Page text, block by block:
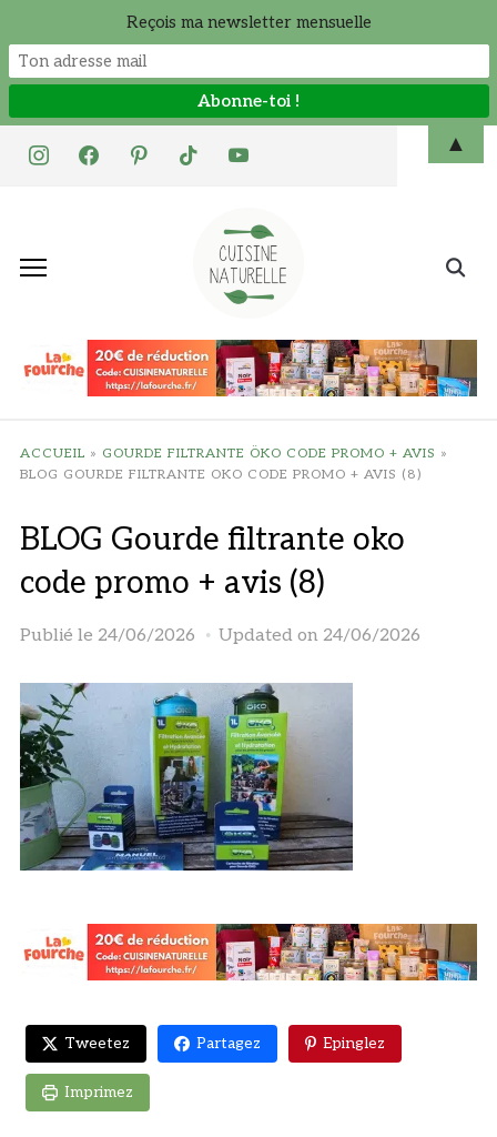
instagramfacebookpinteresttiktok youtube
Search
ACCUEIL » GOURDE FILTRANTE ÖKO CODE PROMO + AVIS »
BLOG GOURDE FILTRANTE OKO CODE PROMO + AVIS (8)
BLOG Gourde filtrante oko
code promo + avis (8)
Publié le 24/06/2026 Updated on 24/06/2026
Tweetez Partagez Epinglez
Imprimez
Reçois ma newsletter mensuelle
▲